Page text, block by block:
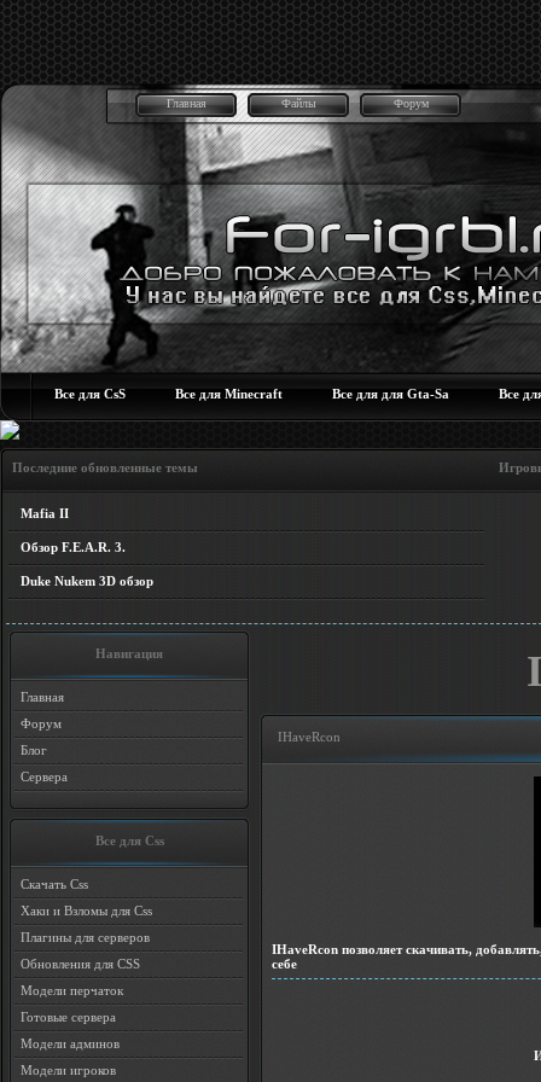
Главная Файлы Форум
Все для CsS Все для Minecraft Все для для Gta-Sa Все
Последние обновленные темы Игровые
Mafia II
Обзор F.E.A.R. 3.
Duke Nukem 3D обзор
Навигация
Главная
Форум
Блог
Сервера
Все для Css
Скачать Css
Хаки и Взломы для Css
Плагины для серверов
Обновления для CSS
Модели перчаток
Готовые сервера
Модели админов
Модели игроков
IHaveRcon
IHaveRcon позволяет скачивать,
себе